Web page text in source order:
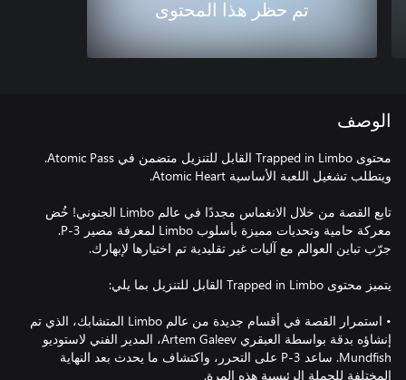
تم حظر هذا المحتوى
الوصف
محتوى Trapped in Limbo القابل للتنزيل متضمن في Atomic Pass.
تابع القصة من خلال الانغماس مجددًا في عالم Limbo الجنوني! خُض
معركة حامية وتحديات مميزة بأسلوب Limbo لمعرفة مصير P-3.
• استمرار القصة في أقسام جديدة من عالم Limbo المتشابك، الذي تم
إنشاؤه بدقة بواسطة العبقري Artem Galeev، المدير الفني لاستوديو
Mundfish. ساعد P-3 على التحرر، واكتشاف ما يحدث بعد النهاية